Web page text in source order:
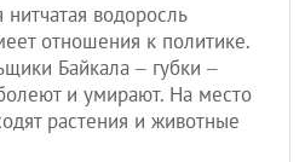
водоросль
отношения к политике.
Байкала – губки –
и умирают. На место
растения и животные